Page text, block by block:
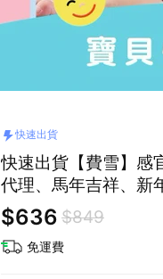
快速出貨
快速出貨【費雪】感
代理、馬年吉祥、新
$636 $849
免運費